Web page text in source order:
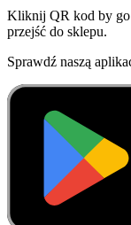
Kliknij QR kod by go
przejść do sklepu.
Sprawdź naszą